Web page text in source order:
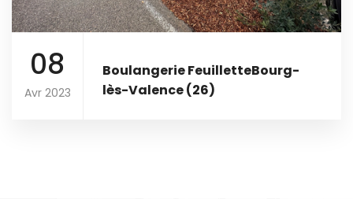
08
Avr 2023
Boulangerie FeuilletteBourg-
lès-Valence (26)